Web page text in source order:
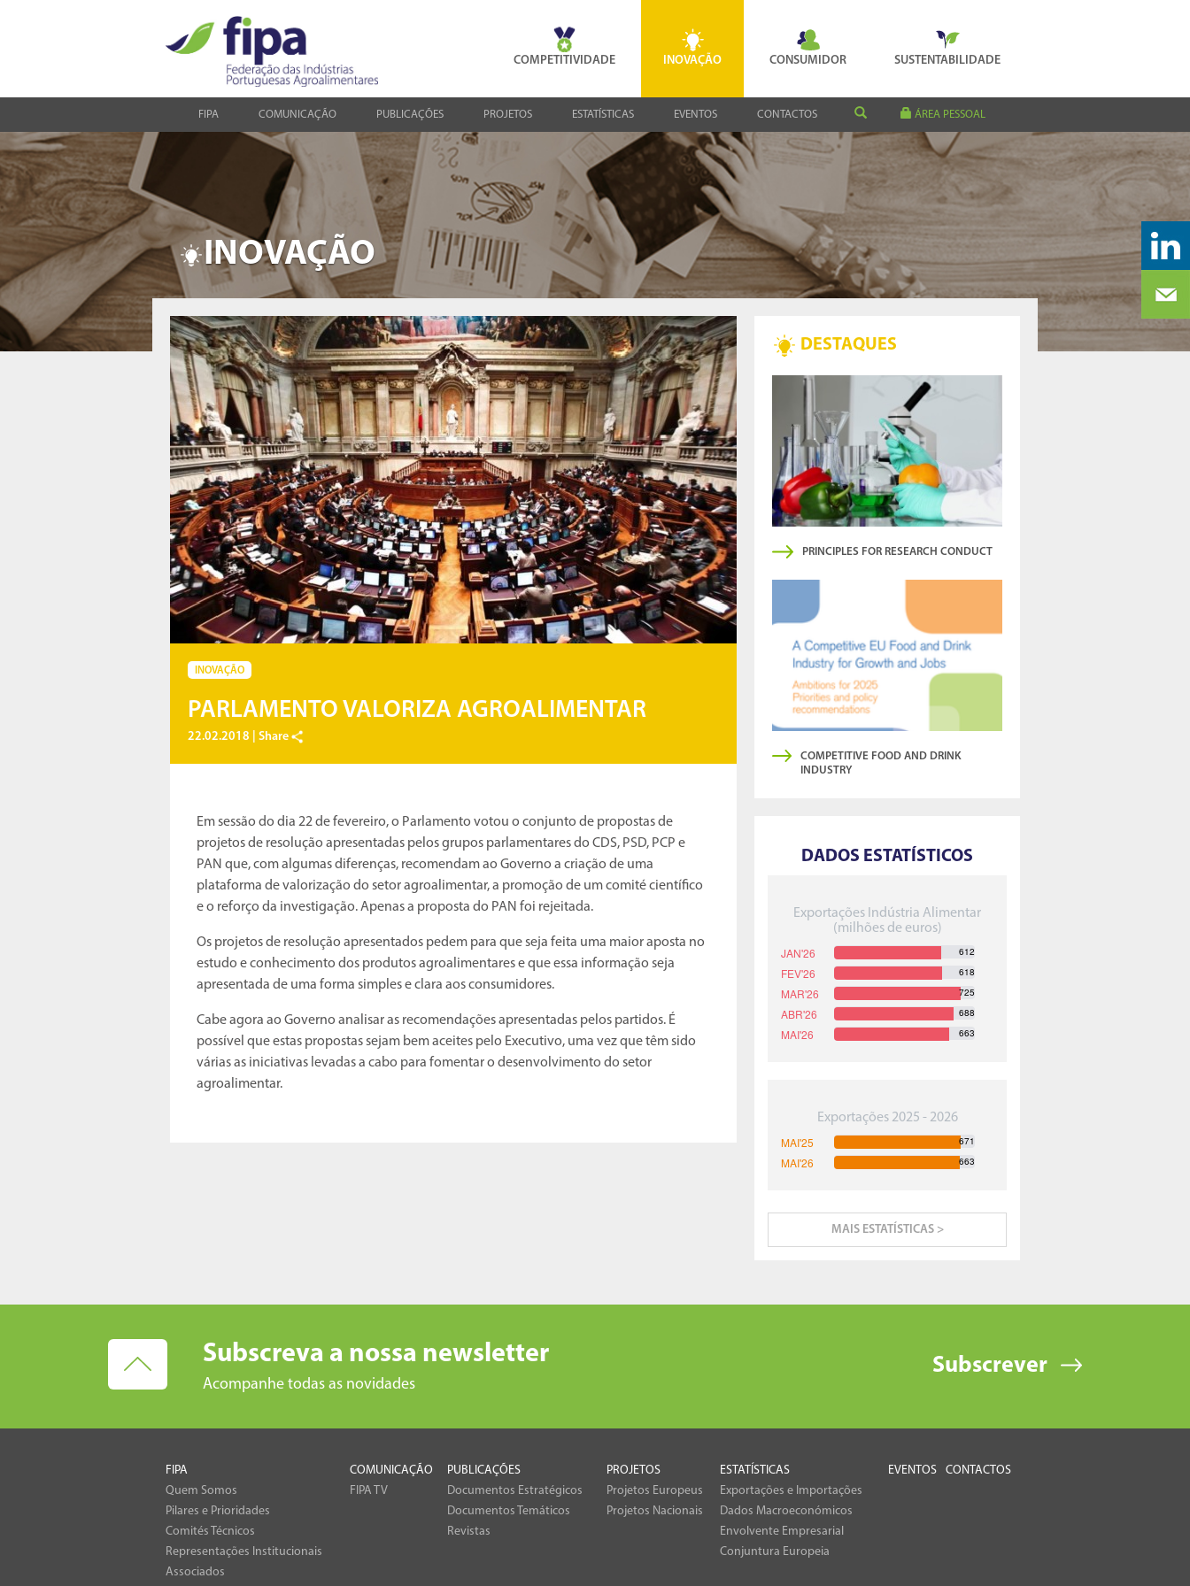
COMPETITIVIDADE INOVAÇÃO CONSUMIDOR SUSTENTABILIDADE
FIPA COMUNICAÇÃO PUBLICAÇÕES PROJETOS ESTATÍSTICAS EVENTOS CONTACTOS ÁREA PESSOAL
INOVAÇÃO
INOVAÇÃO
PARLAMENTO VALORIZA AGROALIMENTAR
22.02.2018 | Share
Em sessão do dia 22 de fevereiro, o Parlamento votou o conjunto de propostas de
projetos de resolução apresentadas pelos grupos parlamentares do CDS, PSD, PCP e
PAN que, com algumas diferenças, recomendam ao Governo a criação de uma
plataforma de valorização do setor agroalimentar, a promoção de um comité científico
e o reforço da investigação. Apenas a proposta do PAN foi rejeitada.
Os projetos de resolução apresentados pedem para que seja feita uma maior aposta no
estudo e conhecimento dos produtos agroalimentares e que essa informação seja
apresentada de uma forma simples e clara aos consumidores.
Cabe agora ao Governo analisar as recomendações apresentadas pelos partidos. É
possível que estas propostas sejam bem aceites pelo Executivo, uma vez que têm sido
várias as iniciativas levadas a cabo para fomentar o desenvolvimento do setor
agroalimentar.
DESTAQUES
PRINCIPLES FOR RESEARCH CONDUCT
COMPETITIVE FOOD AND DRINK
INDUSTRY
DADOS ESTATÍSTICOS
Exportações Indústria Alimentar
(milhões de euros)
612
618
725
688
663
Exportações 2025 - 2026
671
663
MAIS ESTATÍSTICAS >
Subscreva a nossa newsletter
Acompanhe todas as novidades
Subscrever
FIPA
Quem Somos
Pilares e Prioridades
Comités Técnicos
Representações Institucionais
Associados
COMUNICAÇÃO
FIPA TV
PUBLICAÇÕES
Documentos Estratégicos
Documentos Temáticos
Revistas
PROJETOS
Projetos Europeus
Projetos Nacionais
ESTATÍSTICAS
Exportações e Importações
Dados Macroeconómicos
Envolvente Empresarial
Conjuntura Europeia
EVENTOS CONTACTOS